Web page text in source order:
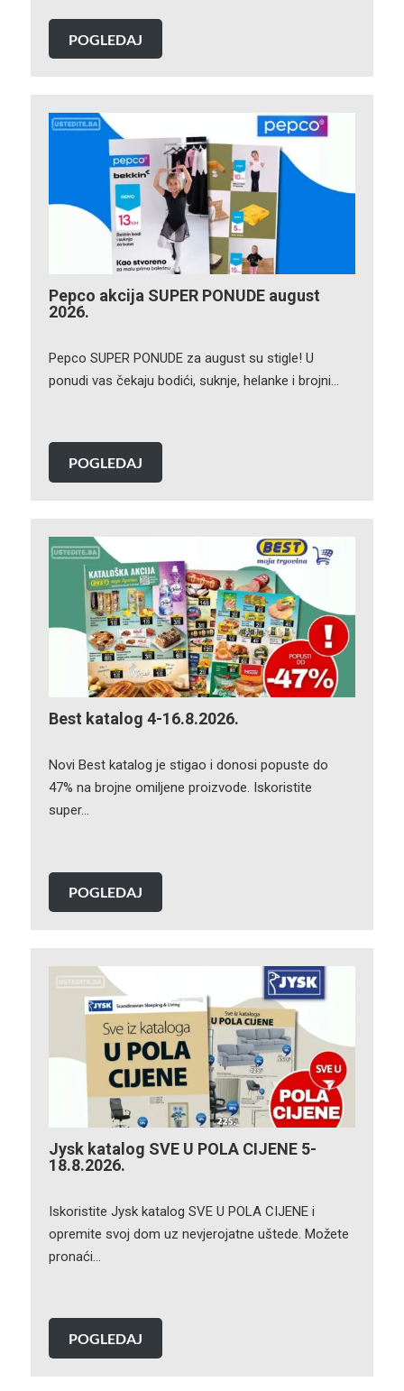
POGLEDAJ
Pepco akcija SUPER PONUDE august
2026.
Pepco SUPER PONUDE za august su stigle! U
ponudi vas čekaju bodići, suknje, helanke i brojni…
POGLEDAJ
Best katalog 4-16.8.2026.
Novi Best katalog je stigao i donosi popuste do
47% na brojne omiljene proizvode. Iskoristite
super…
POGLEDAJ
Jysk katalog SVE U POLA CIJENE 5-
18.8.2026.
Iskoristite Jysk katalog SVE U POLA CIJENE i
opremite svoj dom uz nevjerojatne uštede. Možete
pronaći…
POGLEDAJ